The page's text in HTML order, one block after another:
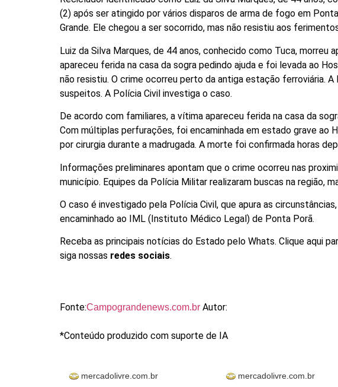
(2) após ser atingido por vários disparos de arma de fogo em
Grande. Ele chegou a ser socorrido, mas não resistiu aos
Luiz da Silva Marques, de 44 anos, conhecido como Tuca, morreu
apareceu ferida na casa da sogra pedindo ajuda e foi levada ao
não resistiu. O crime ocorreu perto da antiga estação ferroviária.
suspeitos. A Polícia Civil investiga o caso.
De acordo com familiares, a vítima apareceu ferida na casa da
Com múltiplas perfurações, foi encaminhada em estado grave ao
por cirurgia durante a madrugada. A morte foi confirmada horas
Informações preliminares apontam que o crime ocorreu nas
município. Equipes da Polícia Militar realizaram buscas na região,
O caso é investigado pela Polícia Civil, que apura as
encaminhado ao IML (Instituto Médico Legal) de Ponta Porã.
Receba as principais notícias do Estado pelo Whats. Clique aqui
siga nossas redes sociais.
Fonte:Campograndenews.com.br Autor:
*Conteúdo produzido com suporte de IA
mercadolivre.com.br mercadolivre.com.br